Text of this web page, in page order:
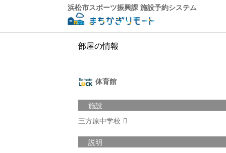
浜松市スポーツ振興課 施設予約システム
部屋の情報
体育館
施設
三方原中学校
説明